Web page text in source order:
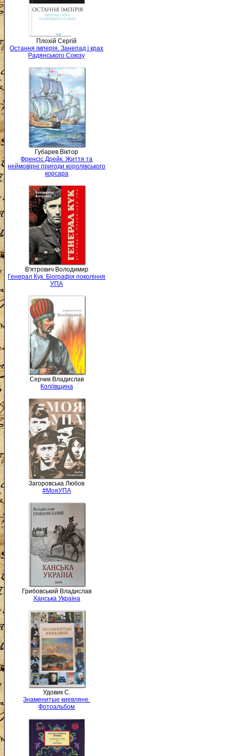
Плохій Сергій
Остання імперія. Занепад і крах
Радянського Союзу
Губарев Віктор
Френсіс Дрейк. Життя та
неймовірні пригоди королівського
корсара
В'ятрович Володимир
Генерал Кук. Біографія покоління
УПА
Серчик Владислав
Коліївщина
Загоровська Любов
#МояУПА
Грибовський Владислав
Ханська Україна
Удовик С.
Знаменитые киевляне.
Фотоальбом